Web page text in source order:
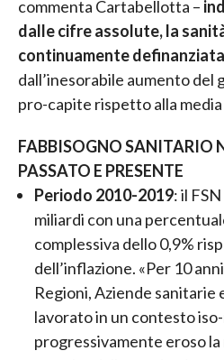
commenta Cartabellotta –
dalle cifre assolute, la
continuamente definanziata
dall’inesorabile aumento del
pro-capite rispetto alla
FABBISOGNO SANITARIO
PASSATO E PRESENTE
Periodo 2010-2019: il
miliardi con una
complessiva dello 0,9%
dell’inflazione. «Per 10
Regioni, Aziende
lavorato in un contesto
progressivamente eroso la